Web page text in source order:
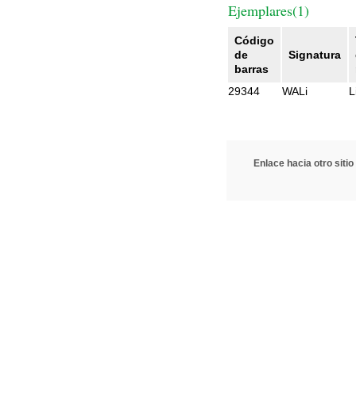
Ejemplares(1)
Código
de
barras
Signatura
29344
WALi
Enlace hacia otro sitio